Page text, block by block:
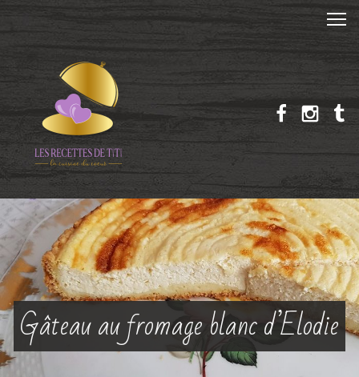
Gâteau au fromage blanc d’Elodie